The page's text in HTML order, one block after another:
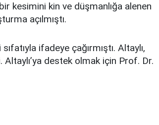
kesimini kin ve düşmanlığa alenen
açılmıştı.
ifadeye çağırmıştı. Altaylı,
destek olmak için Prof. Dr.